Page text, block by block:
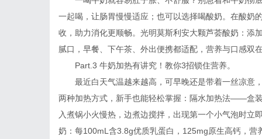
一起喝，让肠胃慢慢适应；也可以选择喝酸奶。在酸奶
收，助力消化更顺畅。光明莫斯利安大颗芦荟酸奶：添
腻口，早餐、下午茶、外出便携都适配，营养与口感双
Part.3 牛奶加热有讲究！教你3招锁住营养。
最近白天气温越来越高，可早晚还是带着一丝凉意
两种加热方式，新手也能轻松掌握：隔水加热法——盒
入煮锅小火慢热，边煮边搅拌，出现第一个小气泡时
奶：每100mL含3.8g优质乳蛋白，125mg原生高钙，